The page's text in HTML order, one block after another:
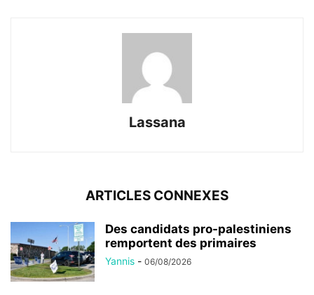
Lassana
ARTICLES CONNEXES
Des candidats pro-palestiniens
remportent des primaires
Yannis - 06/08/2026